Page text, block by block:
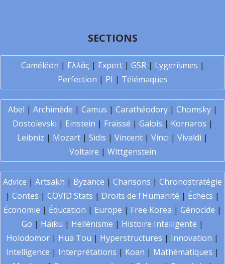
SECTIONS
Caméléon | Ελλάς | Expert| GSR| Lygerismes |
Perfection | PI | Télémaques
Abel | Archimède | Camus | Carathéodory| Chomsky|
Dostoïevski | Einstein | Fraïssé | Galois | Kornaros |
Leibniz | Mozart | Sidis | Vincent | Vinci | Vivaldi |
Voltaire | Wittgenstein
Advice | Artsakh | Byzance | Chansons | Chronostratégie
| Contes | COVID Stats | Droits de l'Humanité | Échecs |
Économie | Éducation | Europe | Free Korea | Génocide |
Go | Haïku | Hellénisme | Histoire Intelligente |
Holodomor | Hua Tou | Hyperstructures | Innovation |
Intelligence | Interprétations | Koan | Mathématiques |